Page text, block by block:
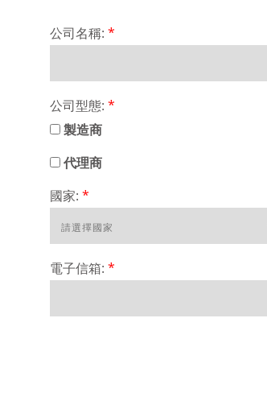
公司名稱: *
公司型態: *
製造商
代理商
國家: *
電子信箱: *